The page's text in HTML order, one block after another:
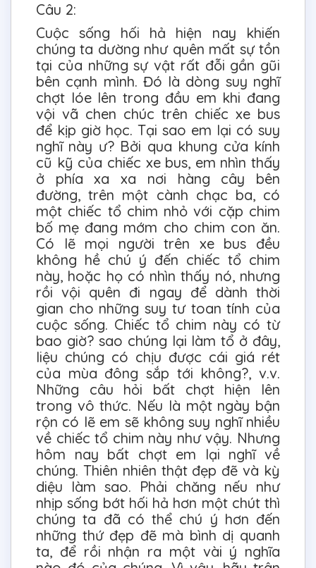
Câu 2:
Cuộc sống hối hả hiện nay khiến
chúng ta dường như quên mất sự tồn
tại của những sự vật rất đỗi gần gũi
bên cạnh mình. Đó là dòng suy nghĩ
chợt lóe lên trong đầu em khi đang
vội vã chen chúc trên chiếc xe bus
để kịp giờ học. Tại sao em lại có suy
nghĩ này ư? Bởi qua khung cửa kính
cũ kỹ của chiếc xe bus, em nhìn thấy
ở phía xa xa nơi hàng cây bên
đường, trên một cành chạc ba, có
một chiếc tổ chim nhỏ với cặp chim
bố mẹ đang mớm cho chim con ăn.
Có lẽ mọi người trên xe bus đều
không hề chú ý đến chiếc tổ chim
này, hoặc họ có nhìn thấy nó, nhưng
rồi vội quên đi ngay để dành thời
gian cho những suy tư toan tính của
cuộc sống. Chiếc tổ chim này có từ
bao giờ? sao chúng lại làm tổ ở đây,
liệu chúng có chịu được cái giá rét
của mùa đông sắp tới không?, v.v.
Những câu hỏi bất chợt hiện lên
trong vô thức. Nếu là một ngày bận
rộn có lẽ em sẽ không suy nghĩ nhiều
về chiếc tổ chim này như vậy. Nhưng
hôm nay bất chợt em lại nghĩ về
chúng. Thiên nhiên thật đẹp đẽ và kỳ
diệu làm sao. Phải chăng nếu như
nhịp sống bớt hối hả hơn một chút thì
chúng ta đã có thể chú ý hơn đến
những thứ đẹp đẽ mà bình dị quanh
ta, để rồi nhận ra một vài ý nghĩa